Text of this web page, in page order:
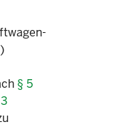
§ 5